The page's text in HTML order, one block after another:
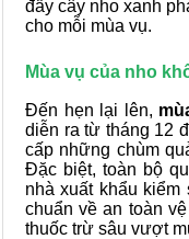
đẩy cây nho xanh
cho mỗi mùa vụ.
Mùa vụ của nho
Đến hẹn lại lên,
diễn ra từ tháng 12
cấp những chùm
Đặc biệt, toàn bộ
nhà xuất khẩu kiểm
chuẩn về an toàn
thuốc trừ sâu vượt